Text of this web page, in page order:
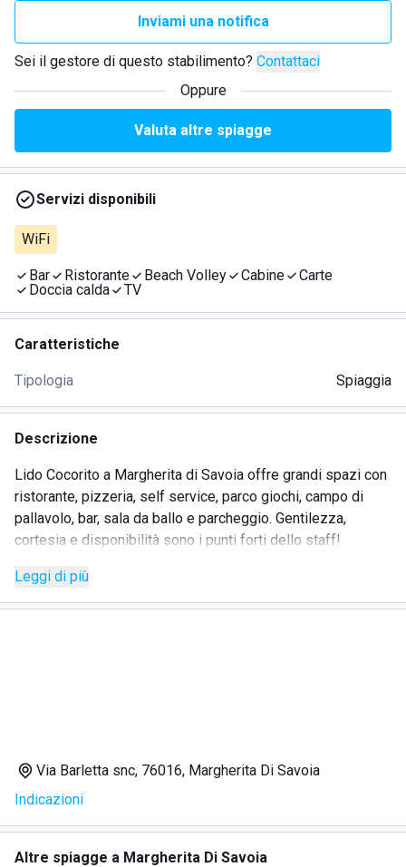
Inviami una notifica
Sei il gestore di questo stabilimento? Contattaci
Oppure
Valuta altre spiagge
Servizi disponibili
WiFi
Bar Ristorante Beach Volley Cabine
Carte
Doccia calda
TV
Caratteristiche
Tipologia Spiaggia
Descrizione
Lido Cocorito a Margherita di Savoia offre grandi spazi con
ristorante, pizzeria, self service, parco giochi, campo di
pallavolo, bar, sala da ballo e parcheggio. Gentilezza,
cortesia e disponibilità sono i punti forti dello staff!
Leggi di più
Via Barletta snc, 76016, Margherita Di Savoia
Indicazioni
Altre spiagge a Margherita Di Savoia